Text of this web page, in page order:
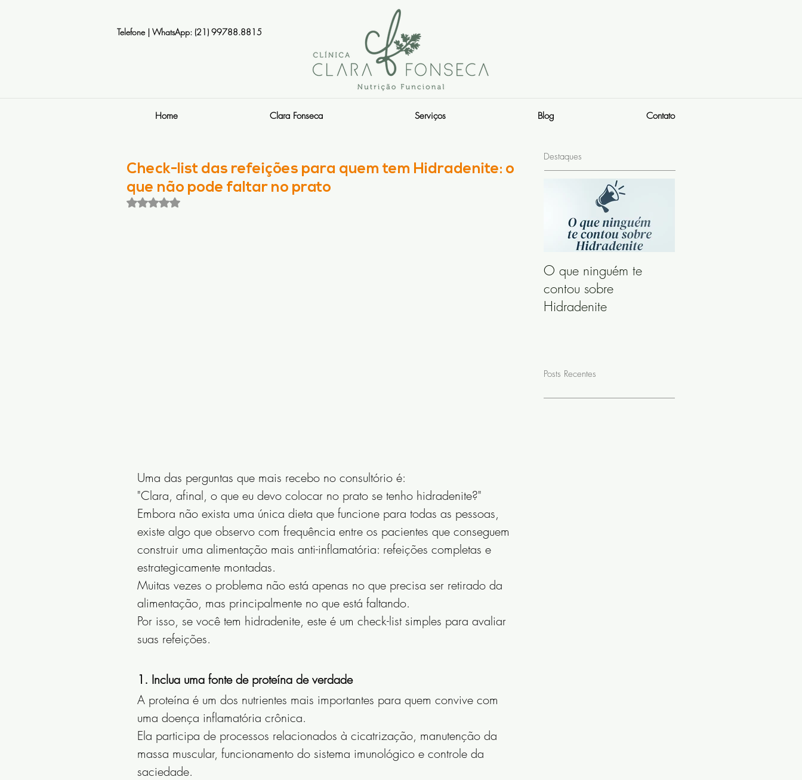
Telefone | WhatsApp: (21) 99788.8815
Home Clara Fonseca Serviços Blog Contato
Check-list das refeições para quem tem Hidradenite: o
que não pode faltar no prato
Avaliado com NaN de 5 estrelas.
Uma das perguntas que mais recebo no consultório é:
"Clara, afinal, o que eu devo colocar no prato se tenho hidradenite?"
Embora não exista uma única dieta que funcione para todas as pessoas,
existe algo que observo com frequência entre os pacientes que conseguem
construir uma alimentação mais anti-inflamatória: refeições completas e
estrategicamente montadas.
Muitas vezes o problema não está apenas no que precisa ser retirado da
alimentação, mas principalmente no que está faltando.
Por isso, se você tem hidradenite, este é um check-list simples para avaliar
suas refeições.
1. Inclua uma fonte de proteína de verdade
A proteína é um dos nutrientes mais importantes para quem convive com
uma doença inflamatória crônica.
Ela participa de processos relacionados à cicatrização, manutenção da
massa muscular, funcionamento do sistema imunológico e controle da
saciedade.
Destaques
O que ninguém te
contou sobre
Hidradenite
Posts Recentes